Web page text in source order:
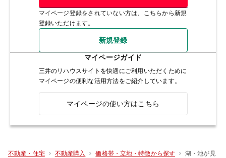
マイページ登録をされていない方は、こちらから新規
登録いただけます。
新規登録
マイページガイド
三井のリハウスサイトを快適にご利用いただくために
マイページの便利な活用方法をご紹介しています。
マイページの使い方はこちら
不動産・住宅 不動産購入 価格帯・立地・特徴から探す 湖・池が見